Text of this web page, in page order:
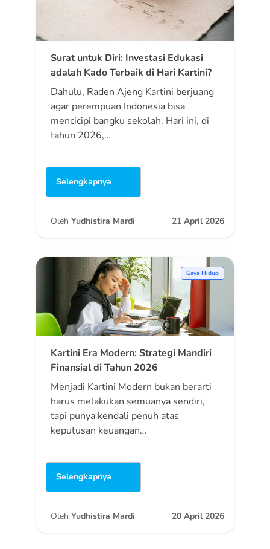
Surat untuk Diri: Investasi Edukasi
adalah Kado Terbaik di Hari Kartini?
Dahulu, Raden Ajeng Kartini berjuang
agar perempuan Indonesia bisa
mencicipi bangku sekolah. Hari ini, di
tahun 2026,…
Selengkapnya
Oleh Yudhistira Mardi 21 April 2026
Gaya Hidup
Kartini Era Modern: Strategi Mandiri
Finansial di Tahun 2026
Menjadi Kartini Modern bukan berarti
harus melakukan semuanya sendiri,
tapi punya kendali penuh atas
keputusan keuangan…
Selengkapnya
Oleh Yudhistira Mardi 20 April 2026